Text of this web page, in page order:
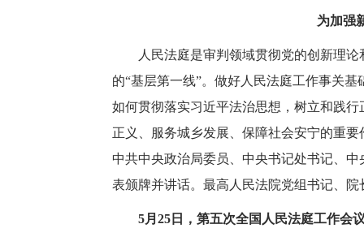
为加强
人民法庭是审判领域贯彻党的创新理论
的“基层第一线”。做好人民法庭工作事关
如何贯彻落实习近平法治思想，树立和践
正义、服务城乡发展、保障社会安宁的重
中共中央政治局委员、中央书记处书记、
表颁牌并讲话。最高人民法院党组书记、
5月25日，第五次全国人民法庭工作会